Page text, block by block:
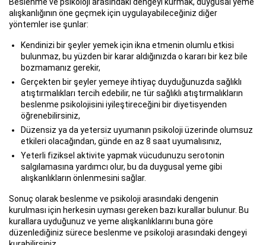
Beslenme ve psikoloji arasındaki dengeyi kurmak, duygusal yeme
alışkanlığının öne geçmek için uygulayabileceğiniz diğer
yöntemler ise şunlar:
Kendinizi bir şeyler yemek için ikna etmenin olumlu etkisi
bulunmaz, bu yüzden bir karar aldığınızda o kararı bir kez bile
bozmamanız gerekir,
Gerçekten bir şeyler yemeye ihtiyaç duyduğunuzda sağlıklı
atıştırmalıkları tercih edebilir, ne tür sağlıklı atıştırmalıkların
beslenme psikolojisini iyileştireceğini bir diyetisyenden
öğrenebilirsiniz,
Düzensiz ya da yetersiz uyumanın psikoloji üzerinde olumsuz
etkileri olacağından, günde en az 8 saat uyumalısınız,
Yeterli fiziksel aktivite yapmak vücudunuzu serotonin
salgılamasına yardımcı olur, bu da duygusal yeme gibi
alışkanlıkların önlenmesini sağlar.
Sonuç olarak beslenme ve psikoloji arasındaki dengenin
kurulması için herkesin uyması gereken bazı kurallar bulunur. Bu
kurallara uyduğunuz ve yeme alışkanlıklarını buna göre
düzenlediğiniz sürece beslenme ve psikoloji arasındaki dengeyi